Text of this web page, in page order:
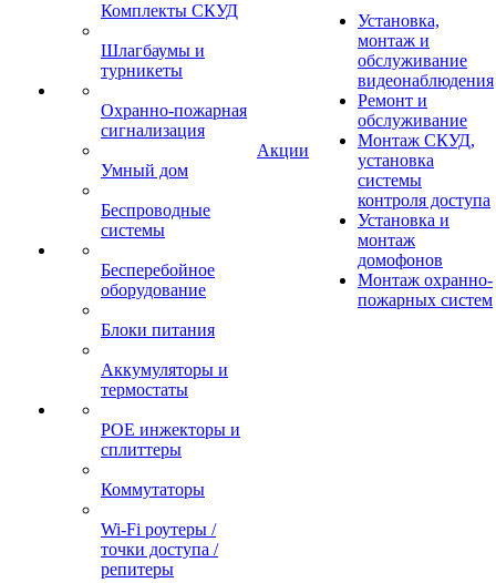
Комплекты СКУД
Шлагбаумы и
турникеты
Охранно-пожарная
сигнализация
Умный дом
Беспроводные
системы
Бесперебойное
оборудование
Блоки питания
Аккумуляторы и
термостаты
POE инжекторы и
сплиттеры
Коммутаторы
Wi-Fi роутеры /
точки доступа /
репитеры
Акции
Установка,
монтаж и
обслуживание
видеонаблюдения
Ремонт и
обслуживание
Монтаж СКУД,
установка
системы
контроля доступа
Установка и
монтаж
домофонов
Монтаж охранно-
пожарных систем